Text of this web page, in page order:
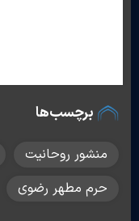
برچسب‌ها
منشور روحانیت
حرم مطهر رضوي